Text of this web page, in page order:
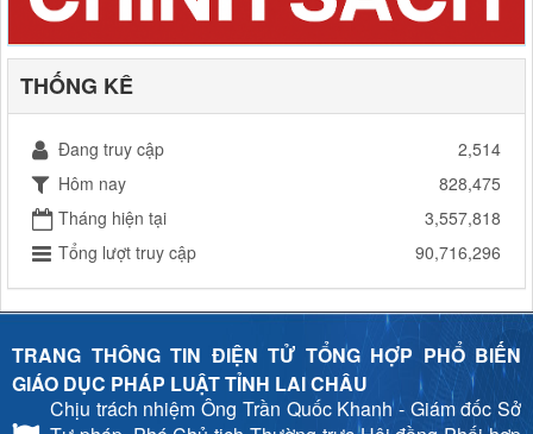
THỐNG KÊ
Đang truy cập
2,514
Hôm nay
828,475
Tháng hiện tại
3,557,818
Tổng lượt truy cập
90,716,296
TRANG THÔNG TIN ĐIỆN TỬ TỔNG HỢP PHỔ BIẾN
GIÁO DỤC PHÁP LUẬT TỈNH LAI CHÂU
Chịu trách nhiệmÔng Trần Quốc Khanh - Giám đốc Sở